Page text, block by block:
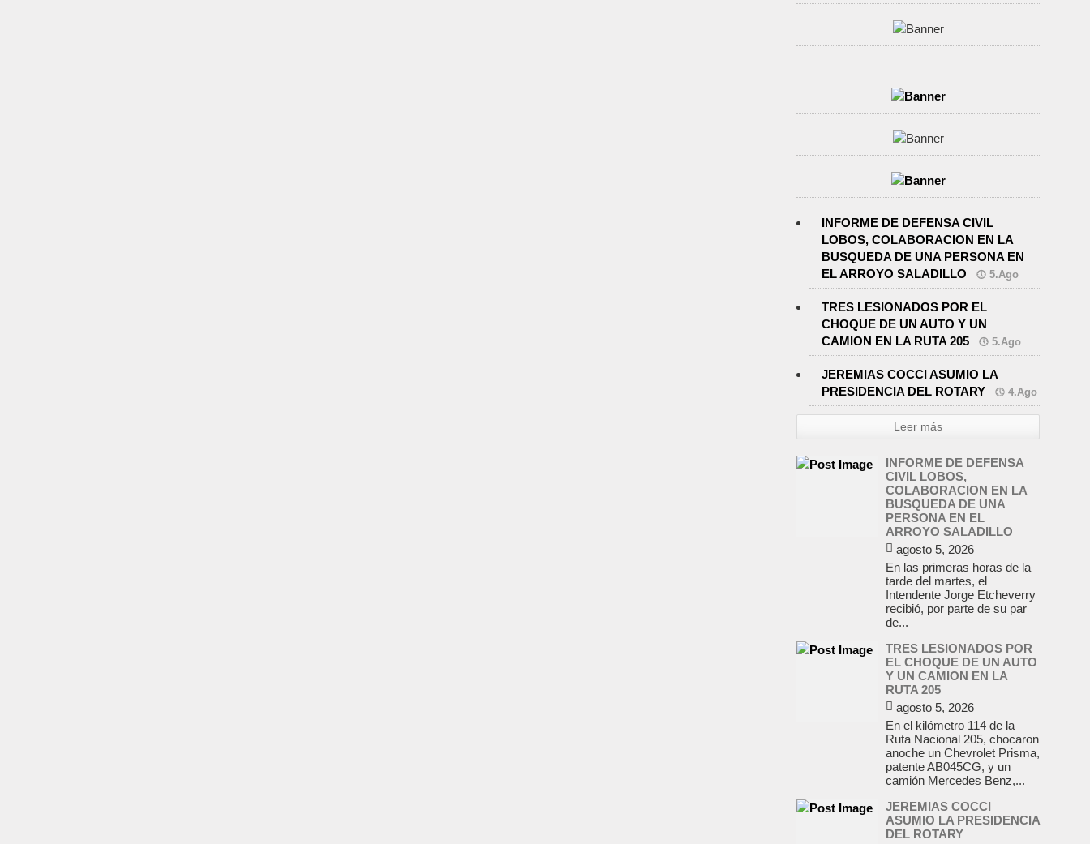
INFORME DE DEFENSA CIVIL
LOBOS, COLABORACION EN LA
BUSQUEDA DE UNA PERSONA EN
EL ARROYO SALADILLO
5.Ago
TRES LESIONADOS POR EL
CHOQUE DE UN AUTO Y UN
CAMION EN LA RUTA 205
5.Ago
JEREMIAS COCCI ASUMIO LA
PRESIDENCIA DEL ROTARY
4.Ago
Leer más
INFORME DE DEFENSA
CIVIL LOBOS,
COLABORACION EN LA
BUSQUEDA DE UNA
PERSONA EN EL
ARROYO SALADILLO
agosto 5, 2026
En las primeras horas de la
tarde del martes, el
Intendente Jorge Etcheverry
recibió, por parte de su par
de...
TRES LESIONADOS POR
EL CHOQUE DE UN AUTO
Y UN CAMION EN LA
RUTA 205
agosto 5, 2026
En el kilómetro 114 de la
Ruta Nacional 205, chocaron
anoche un Chevrolet Prisma,
patente AB045CG, y un
camión Mercedes Benz,...
JEREMIAS COCCI
ASUMIO LA PRESIDENCIA
DEL ROTARY